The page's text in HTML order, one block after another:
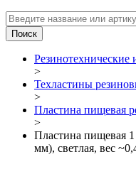
Резинотехнические
>
Техластины
>
Пластина пищевая
>
Пластина пищевая
мм), светлая, вес ~0,4